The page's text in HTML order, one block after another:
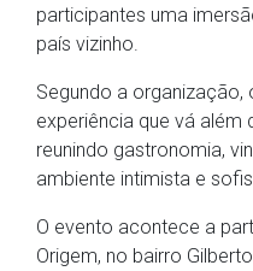
participantes uma
país vizinho.
Segundo a organização,
experiência que vá além
reunindo gastronomia,
ambiente intimista e
O evento acontece a
Origem, no bairro